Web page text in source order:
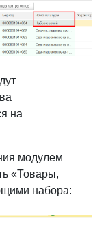
на
модулем
«Товары,
набора: